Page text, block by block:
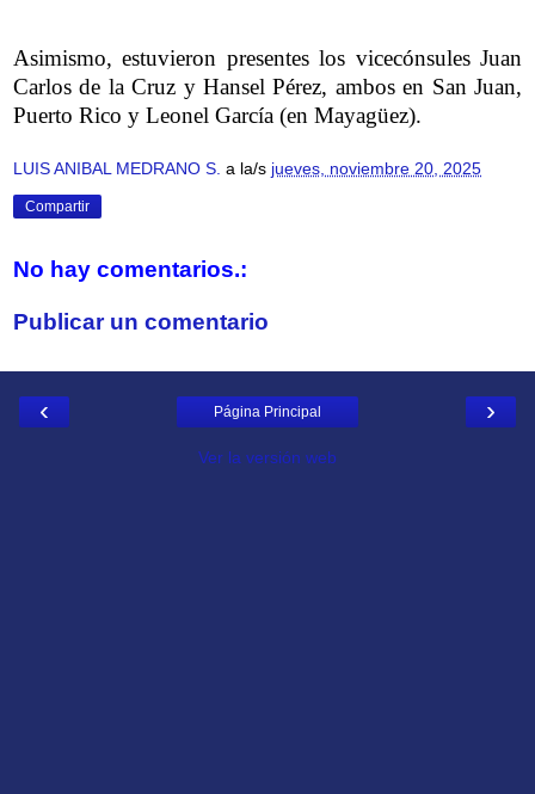
Asimismo, estuvieron presentes los vicecónsules Juan
Carlos de la Cruz y Hansel Pérez, ambos en San Juan,
Puerto Rico y Leonel García (en Mayagüez).
LUIS ANIBAL MEDRANO S. a la/s jueves, noviembre 20, 2025
Compartir
No hay comentarios.:
Publicar un comentario
‹ ›
Página Principal
Ver la versión web